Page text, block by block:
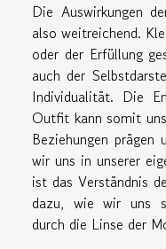
Die Auswirkungen
also weitreichend.
oder der Erfüllung
auch der
Individualität. Die
Outfit kann somit
Beziehungen
wir uns in unserer
ist das Verständnis
dazu, wie wir uns
durch die Linse der